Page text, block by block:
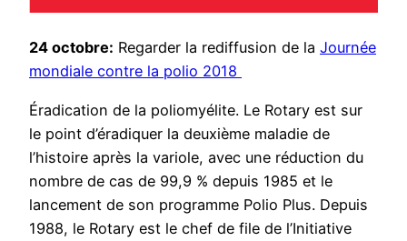
24 octobre: Regarder la rediffusion de la Journée
mondiale contre la polio 2018
Éradication de la poliomyélite. Le Rotary est sur
le point d’éradiquer la deuxième maladie de
l’histoire après la variole, avec une réduction du
nombre de cas de 99,9 % depuis 1985 et le
lancement de son programme Polio Plus. Depuis
1988, le Rotary est le chef de file de l’Initiative